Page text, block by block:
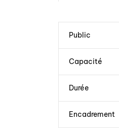
Public
Capacité
Durée
Encadrement